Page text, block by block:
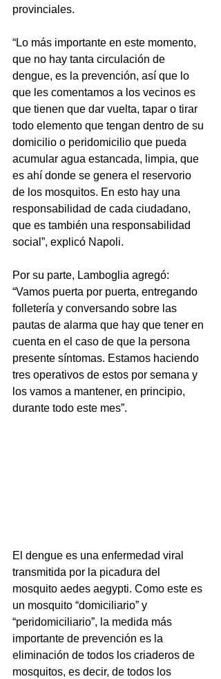
provinciales.
“Lo más importante en este momento,
que no hay tanta circulación de
dengue, es la prevención, así que lo
que les comentamos a los vecinos es
que tienen que dar vuelta, tapar o tirar
todo elemento que tengan dentro de su
domicilio o peridomicilio que pueda
acumular agua estancada, limpia, que
es ahí donde se genera el reservorio
de los mosquitos. En esto hay una
responsabilidad de cada ciudadano,
que es también una responsabilidad
social”, explicó Napoli.
Por su parte, Lamboglia agregó:
“Vamos puerta por puerta, entregando
folletería y conversando sobre las
pautas de alarma que hay que tener en
cuenta en el caso de que la persona
presente síntomas. Estamos haciendo
tres operativos de estos por semana y
los vamos a mantener, en principio,
durante todo este mes”.
El dengue es una enfermedad viral
transmitida por la picadura del
mosquito aedes aegypti. Como este es
un mosquito “domiciliario” y
“peridomiciliario”, la medida más
importante de prevención es la
eliminación de todos los criaderos de
mosquitos, es decir, de todos los